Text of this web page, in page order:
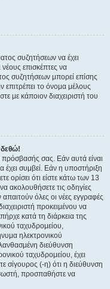
συζητήσεων να έχει
επισκέπτες να
συζητήσεων μπορεί επίσης
επιτρέπει το όνομα μέλους
με κάποιον διαχειριστή του
πρόσβασής σας. Εάν αυτά είναι
συμβεί. Εάν η υποστήριξη
ορίσει ότι είστε κάτω των 13
ακολουθήσετε τις οδηγίες
όλες οι νέες εγγραφές
προκειμένου να
κατά τη διάρκεια της
ταχυδρομείου,
ηλεκτρονικού
διεύθυνση
ταχυδρομείου, έχει
σίγουρος (-η) ότι η διεύθυνση
προσπαθήστε να